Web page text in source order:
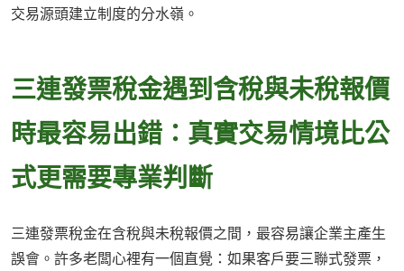
交易源頭建立制度的分水嶺。
三連發票稅金遇到含稅與未稅報價
時最容易出錯：真實交易情境比公
式更需要專業判斷
三連發票稅金在含稅與未稅報價之間，最容易讓企業主產生
誤會。許多老闆心裡有一個直覺：如果客戶要三聯式發票，